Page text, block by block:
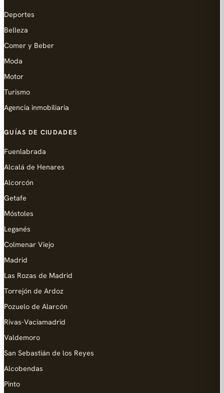
Deportes
Belleza
Comer y Beber
Moda
Motor
Turismo
Agencia inmobiliaria
GUÍAS DE CIUDADES
Fuenlabrada
Alcalá de Henares
Alcorcón
Getafe
Móstoles
Leganés
Colmenar Viejo
Madrid
Las Rozas de Madrid
Torrejón de Ardoz
Pozuelo de Alarcón
Rivas-Vaciamadrid
Valdemoro
San Sebastián de los Reyes
Alcobendas
Pinto